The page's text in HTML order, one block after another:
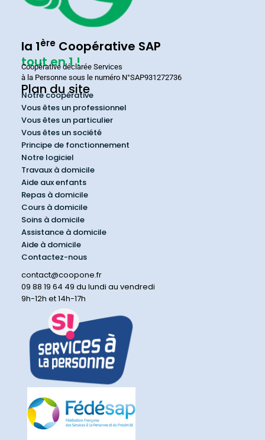
la 1ère Coopérative SAP
tout en 1 !
Coopérative déclarée Services
à la Personne sous le numéro N°SAP931272736
Plan du site
Notre coopérative
Vous êtes un professionnel
Vous êtes un particulier
Vous êtes un société
Principe de fonctionnement
Notre logiciel
Travaux à domicile
Aide aux enfants
Repas à domicile
Cours à domicile
Soins à domicile
Assistance à domicile
Aide à domicile
Contactez-nous
contact@coopone.fr
09 88 19 64 49 du lundi au vendredi
9h-12h et 14h-17h